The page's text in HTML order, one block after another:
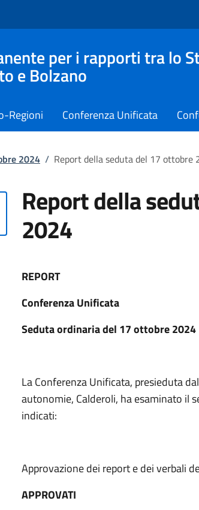
per i rapporti tra lo
e Bolzano
Regioni Conferenza Unificata
2024 / Report della seduta del 17 ottobre
Report della
2024
REPORT
Conferenza Unificata
Seduta ordinaria del 17 ottobre 2024
La Conferenza Unificata, presieduta
autonomie, Calderoli, ha esaminato il
indicati:
Approvazione dei report e dei verbali
APPROVATI